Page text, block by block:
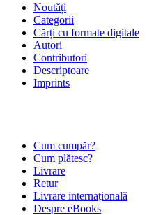
Noutăți
Categorii
Cărți cu formate digitale
Autori
Contributori
Descriptoare
Imprints
Cum cumpăr?
Cum plătesc?
Livrare
Retur
Livrare internațională
Despre eBooks